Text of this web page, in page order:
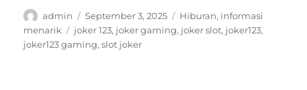
Author
admin
Posted
on
September 3, 2025 Categories
Hiburan, informasi
menarik
Tags
joker 123, joker gaming, joker slot, joker123,
joker123 gaming,slot joker